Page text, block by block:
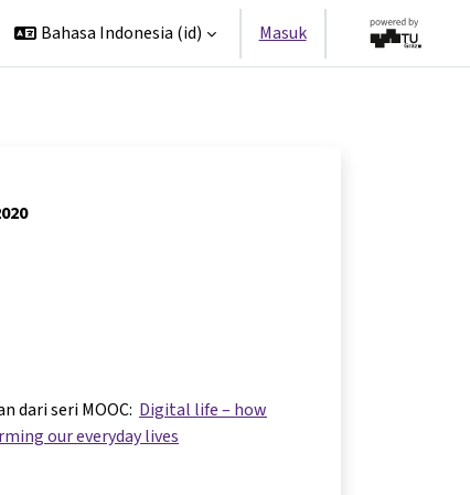
Bahasa Indonesia ‎(id)‎ Masuk
dari seri MOOC: Digital life – how
our everyday lives